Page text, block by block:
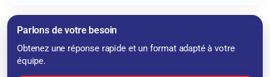
Parlons de votre besoin
Obtenez une réponse rapide et un format adapté à votre
équipe.